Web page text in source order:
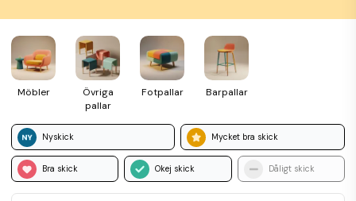
Möbler
Övriga
pallar
Fot­pallar Bar­pallar
Nyskick Mycket bra skick
Bra skick Okej skick Dåligt skick